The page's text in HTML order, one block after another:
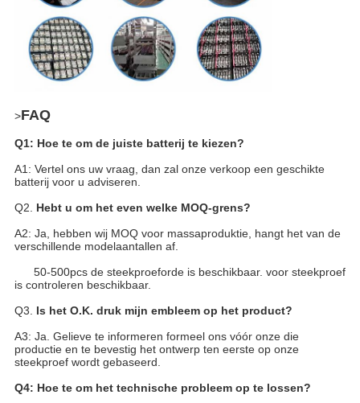
>FAQ
Q1: Hoe te om de juiste batterij te kiezen?
A1: Vertel ons uw vraag, dan zal onze verkoop een geschikte
batterij voor u adviseren.
Q2. Hebt u om het even welke MOQ-grens?
A2: Ja, hebben wij MOQ voor massaproduktie, hangt het van de
verschillende modelaantallen af.
50-500pcs de steekproeforde is beschikbaar. voor steekproef
is controleren beschikbaar.
Q3. Is het O.K. druk mijn embleem op het product?
A3: Ja. Gelieve te informeren formeel ons vóór onze die
productie en te bevestig het ontwerp ten eerste op onze
steekproef wordt gebaseerd.
Q4: Hoe te om het technische probleem op te lossen?